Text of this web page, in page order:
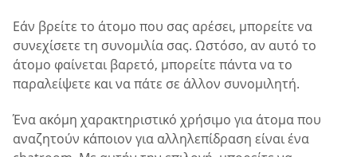
Εάν βρείτε το άτομο που σας αρέσει, μπορείτε να
συνεχίσετε τη συνομιλία σας. Ωστόσο, αν αυτό το
άτομο φαίνεται βαρετό, μπορείτε πάντα να το
παραλείψετε και να πάτε σε άλλον συνομιλητή.
Ένα ακόμη χαρακτηριστικό χρήσιμο για άτομα που
αναζητούν κάποιον για αλληλεπίδραση είναι ένα